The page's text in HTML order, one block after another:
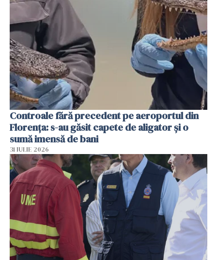
Controale fără precedent pe aeroportul din
Florența: s-au găsit capete de aligator și o
sumă imensă de bani
31 IULIE 2026